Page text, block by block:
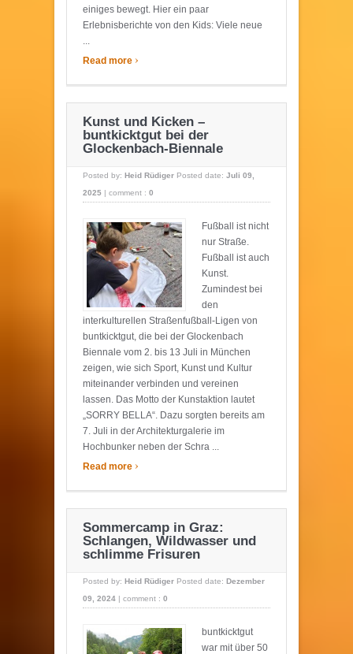
einiges bewegt. Hier ein paar
Erlebnisberichte von den Kids: Viele neue
Read more ›
Kunst und Kicken –
buntkicktgut bei der
Glockenbach-Biennale
Posted by: Heid Rüdiger Posted date: Juli 09,
2025 | comment : 0
Fußball ist nicht
nur Straße.
Fußball ist auch
Kunst.
Zumindest bei
den
interkulturellen Straßenfußball-Ligen von
buntkicktgut, die bei der Glockenbach
Biennale vom 2. bis 13 Juli in München
zeigen, wie sich Sport, Kunst und Kultur
miteinander verbinden und vereinen
lassen. Das Motto der Kunstaktion lautet
„SORRY BELLA“. Dazu sorgten bereits am
7. Juli in der Architekturgalerie im
Hochbunker neben der Schra ...
Read more ›
Sommercamp in Graz:
Schlangen, Wildwasser und
schlimme Frisuren
Posted by: Heid Rüdiger Posted date: Dezember
09, 2024 | comment : 0
buntkicktgut
war mit über 50